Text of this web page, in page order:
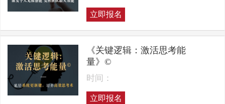
立即报名
《关键逻辑：激活思考能
量》©
时间：
立即报名